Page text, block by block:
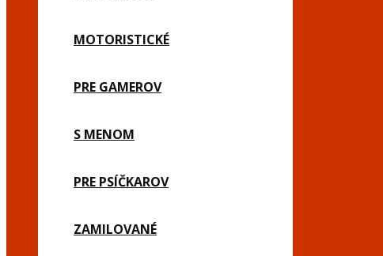
MOTORISTICKÉ
PRE GAMEROV
S MENOM
PRE PSÍČKAROV
ZAMILOVANÉ